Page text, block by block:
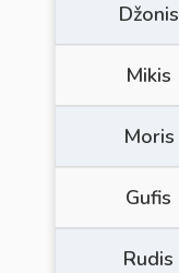
Džonis
Mikis
Moris
Gufis
Rudis